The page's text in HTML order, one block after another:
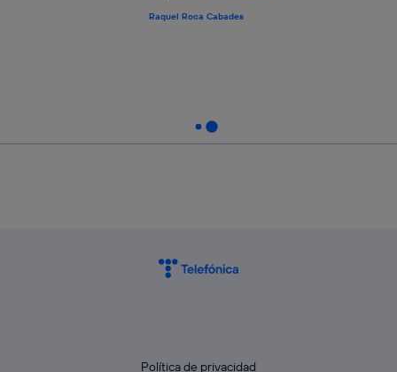
Raquel Roca Cabades
Política de privacidad